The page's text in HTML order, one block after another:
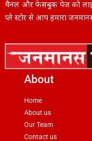
चैनल और फेसबुक पेज को
प्ले स्टोर से आप हमारा
About
Home
About us
Our Team
Contact us